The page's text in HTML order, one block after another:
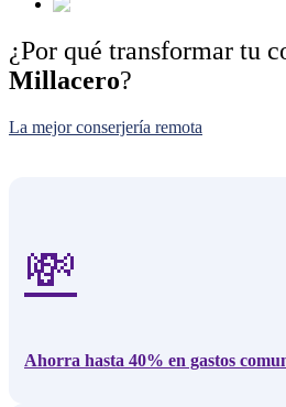
¿Por qué transformar tu
Millacero?
La mejor conserjería remota
💸
Ahorra hasta 40% en gastos